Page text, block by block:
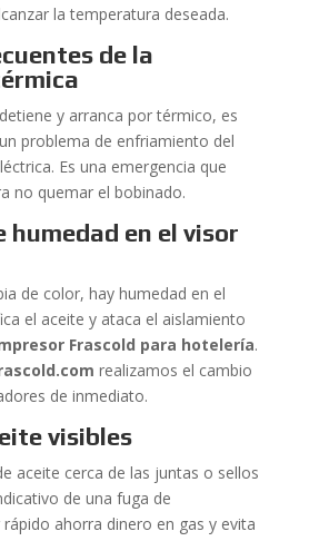
la temperatura deseada.
de la
y arranca por térmico, es
problema de enfriamiento del
Es una emergencia que
no quemar el bobinado.
humedad en el visor
de color, hay humedad en el
el aceite y ataca el aislamiento
Frascold para hotelería.
realizamos el cambio
de inmediato.
visibles
aceite cerca de las juntas o sellos
de una fuga de
ahorra dinero en gas y evita